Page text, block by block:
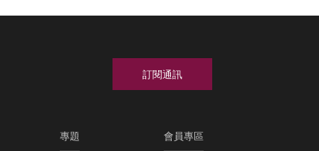
專題 會員專區